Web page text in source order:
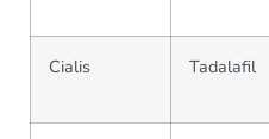
Cialis Tadalafil